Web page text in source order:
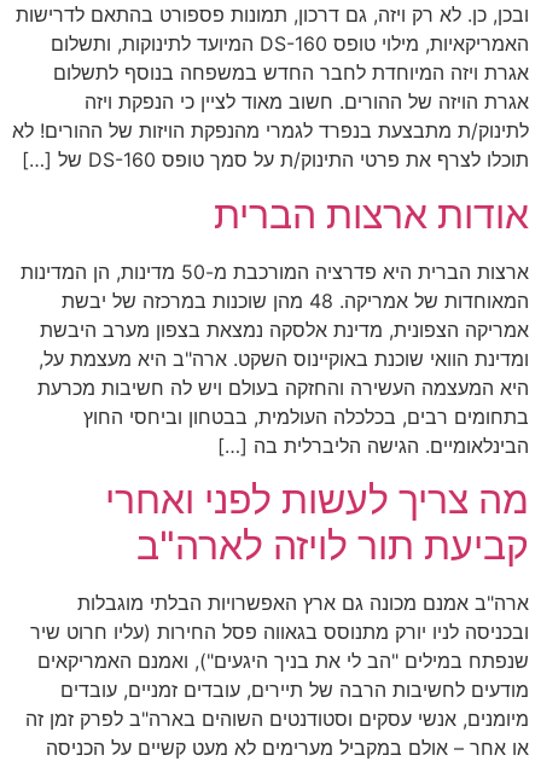
ובכן, כן. לא רק ויזה, גם דרכון, תמונות פספורט בהתאם לדרישות
האמריקאיות, מילוי טופס DS-160 המיועד לתינוקות, ותשלום
אגרת ויזה המיוחדת לחבר החדש במשפחה בנוסף לתשלום
אגרת הויזה של ההורים. חשוב מאוד לציין כי הנפקת ויזה
לתינוק/ת מתבצעת בנפרד לגמרי מהנפקת הויזות של ההורים! לא
תוכלו לצרף את פרטי התינוק/ת על סמך טופס DS-160 של […]
אודות ארצות הברית
ארצות הברית היא פדרציה המורכבת מ-50 מדינות, הן המדינות
המאוחדות של אמריקה. 48 מהן שוכנות במרכזה של יבשת
אמריקה הצפונית, מדינת אלסקה נמצאת בצפון מערב היבשת
ומדינת הוואי שוכנת באוקיינוס השקט. ארה"ב היא מעצמת על,
היא המעצמה העשירה והחזקה בעולם ויש לה חשיבות מכרעת
בתחומים רבים, בכלכלה העולמית, בבטחון וביחסי החוץ
הבינלאומיים. הגישה הליברלית בה […]
מה צריך לעשות לפני ואחרי
קביעת תור לויזה לארה"ב
ארה"ב אמנם מכונה גם ארץ האפשרויות הבלתי מוגבלות
ובכניסה לניו יורק מתנוסס בגאווה פסל החירות (עליו חרוט שיר
שנפתח במילים "הב לי את בניך היגעים"), ואמנם האמריקאים
מודעים לחשיבות הרבה של תיירים, עובדים זמניים, עובדים
מיומנים, אנשי עסקים וסטודנטים השוהים בארה"ב לפרק זמן זה
או אחר – אולם במקביל מערימים לא מעט קשיים על הכניסה